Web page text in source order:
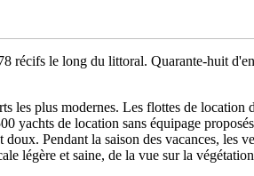
récifs le long du littoral. Quarante-huit
les plus modernes. Les flottes de
yachts de location sans équipage
Pendant la saison des vacances,
légère et saine, de la vue sur la